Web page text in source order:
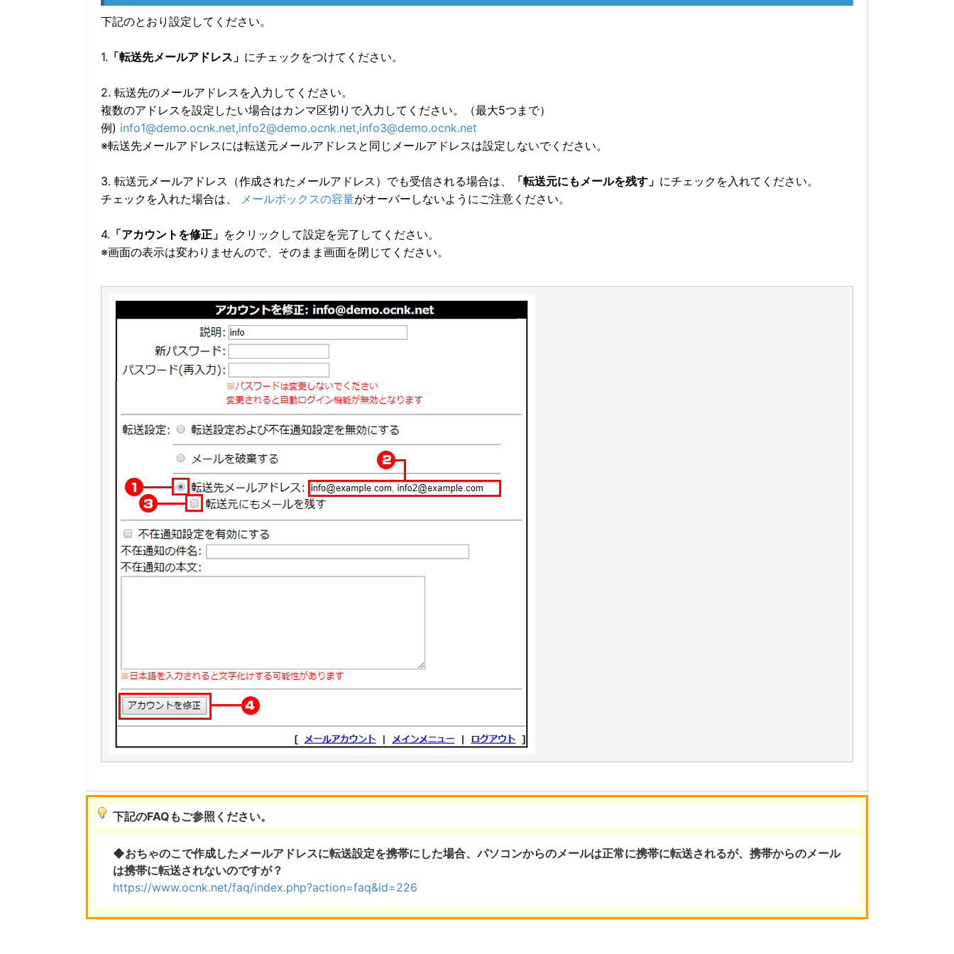
下記のとおり設定してください。
1. 「転送先メールアドレス」 にチェックをつけてください。
2. 転送先のメールアドレスを入力してください。
複数のアドレスを設定したい場合はカンマ区切りで入力してください。（最大5つまで）
例) info1@demo.ocnk.net,info2@demo.ocnk.net,info3@demo.ocnk.net
※転送先メールアドレスには転送元メールアドレスと同じメールアドレスは設定しないでください。
3. 転送元メールアドレス（作成されたメールアドレス）でも受信される場合は、 「転送元にもメールを残す」 にチェックを入れてください。
チェックを入れた場合は、
メールボックスの容量がオーバーしないようにご注意ください。
4. 「アカウントを修正」 をクリックして設定を完了してください。
※画面の表示は変わりませんので、そのまま画面を閉じてください。
下記のFAQもご参照ください。
◆おちゃのこで作成したメールアドレスに転送設定を携帯にした場合、パソコンからのメールは正常に携帯に転送されるが、携帯からのメール
は携帯に転送されないのですが？
https://www.ocnk.net/faq/index.php?action=faq&id=226